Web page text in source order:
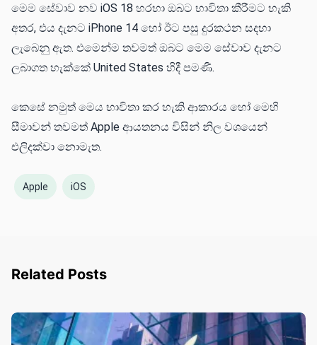
මෙම සේවාව නව iOS 18 හරහා ඔබට භාවිතා කීරීමට හැකි
අතර, එය දැනට iPhone 14 හෝ ඊට පසු දුරකථන සදහා
ලැබෙනු ඇත. එමෙන්ම තවමත් ඔබට මෙම සේවාව දැනට
ලබාගත හැක්කේ United States හිදී පමණි.
කෙසේ නමුත් මෙය භාවිතා කර හැකි ආකාරය හෝ මෙහි
සීමාවන් තවමත් Apple ආයතනය විසින් නිල වශයෙන්
එලිදක්වා නොමැත.
Apple iOS
Related Posts